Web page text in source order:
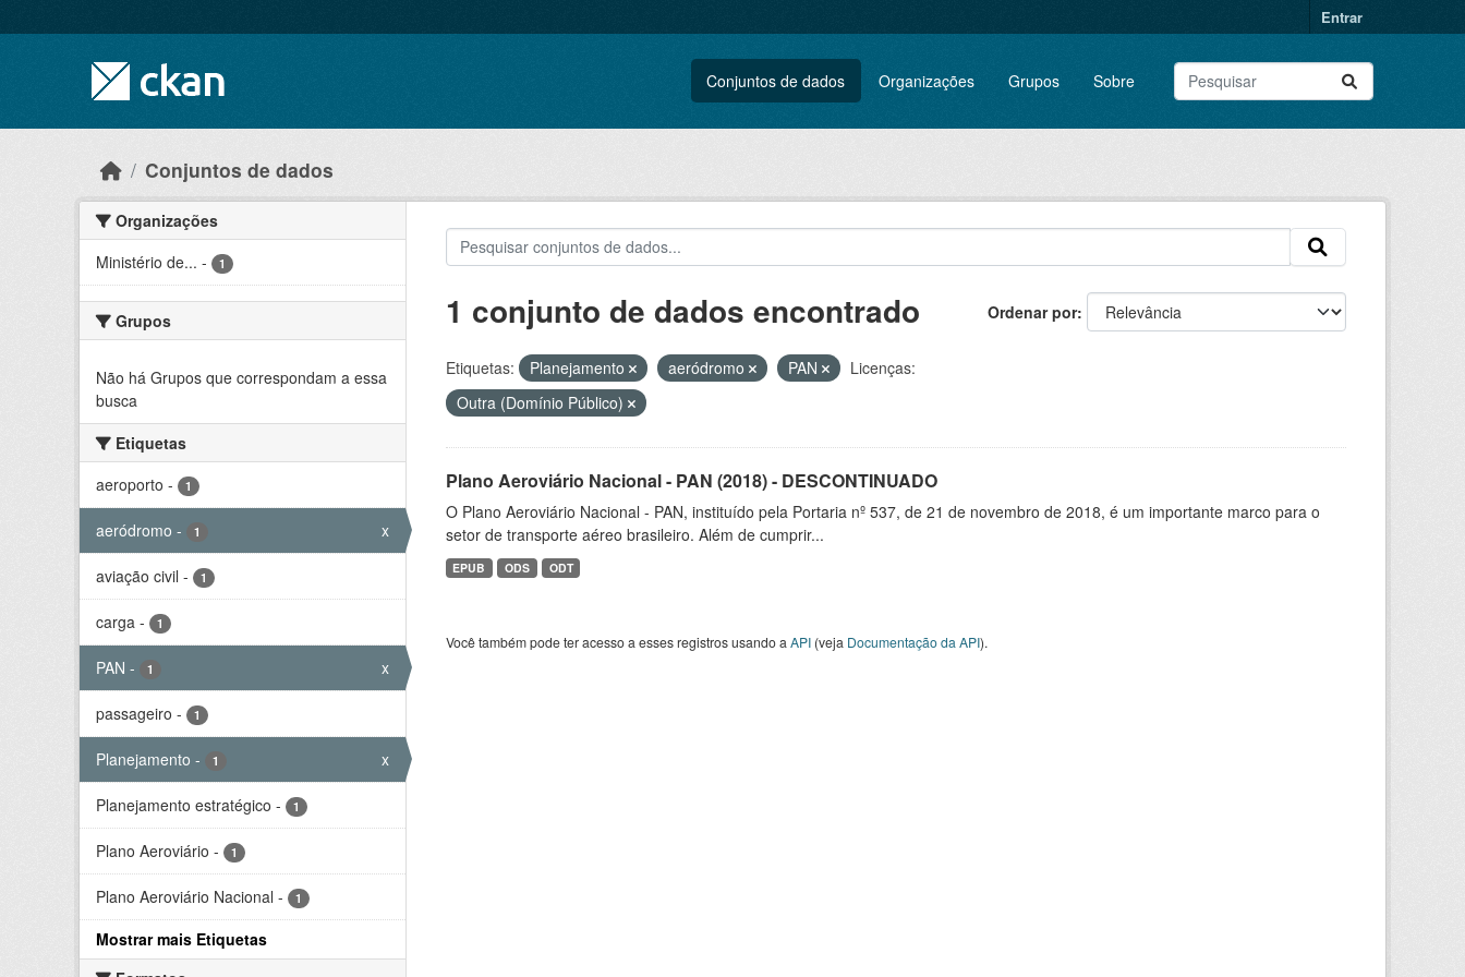
Entrar
Conjuntos de dados Organizações Grupos Sobre
Conjuntos de dados
Organizações
Ministério de... - 1
Grupos
Não há Grupos que correspondam a essa
busca
Etiquetas
aeroporto - 1
aeródromo - 1 x
aviação civil - 1
carga - 1
PAN - 1 x
passageiro - 1
Planejamento - 1 x
Planejamento estratégico - 1
Plano Aeroviário - 1
Plano Aeroviário Nacional - 1
Mostrar mais Etiquetas
Ordenar por
1 conjunto de dados encontrado
Etiquetas: Planejamento aeródromo PAN
Licenças:
Outra (Domínio Público)
Plano Aeroviário Nacional - PAN (2018) - DESCONTINUADO
O Plano Aeroviário Nacional - PAN, instituído pela Portaria nº 537, de 21 de novembro de 2018, é um importante marco para o
setor de transporte aéreo brasileiro. Além de cumprir...
EPUB ODS ODT
Você também pode ter acesso a esses registros usando a API(veja Documentação da API).